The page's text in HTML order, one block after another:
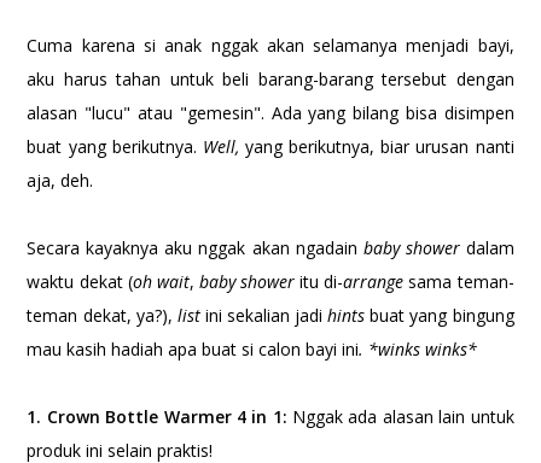
Cuma karena si anak nggak akan selamanya menjadi bayi,
aku harus tahan untuk beli barang-barang tersebut dengan
alasan "lucu" atau "gemesin". Ada yang bilang bisa disimpen
buat yang berikutnya. Well,yang berikutnya, biar urusan nanti
aja, deh.
Secara kayaknya aku nggak akan ngadain baby showerdalam
waktu dekat (oh wait, baby shower itu di-arrange sama teman-
teman dekat, ya?), list ini sekalian jadihintsbuat yang bingung
mau kasih hadiah apa buat si calon bayi ini. *winks winks*
1. Crown Bottle Warmer 4 in 1: Nggak ada alasan lain untuk
produk ini selain praktis!